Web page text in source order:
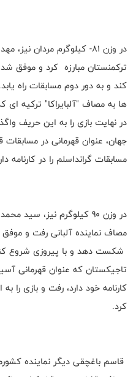
در وزن 81- کیلوگرم مردان
کند و به دور دوم مسابقات راه
ها به مصاف "آلبایراکا" ترکیه
در نهایت بازی را به این حریف
مسابقات گرانداسلم را در کارنامه
در وزن 90 کیلوگرم نیز،
شکست دهد و با پیروزی شروع
تاجیکستان که عنوان قهرمانی
کارنامه خود دارد، رفت و بازی
کرد.
قاسم باغچقی دیگر نماینده